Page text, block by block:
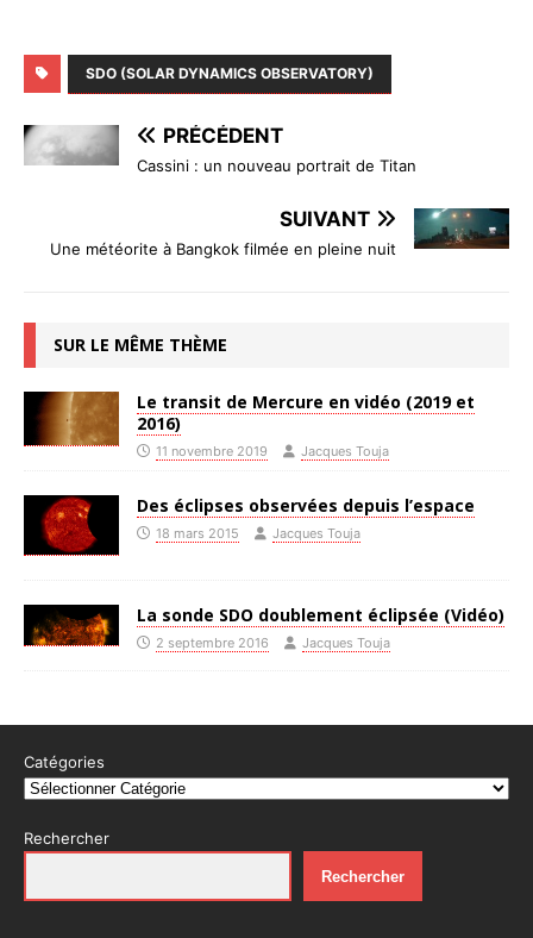
SDO (SOLAR DYNAMICS OBSERVATORY)
PRÉCÉDENT
Cassini : un nouveau portrait de Titan
SUIVANT
Une météorite à Bangkok filmée en pleine nuit
SUR LE MÊME THÈME
Le transit de Mercure en vidéo (2019 et
2016)
11 novembre 2019 Jacques Touja
Des éclipses observées depuis l’espace
18 mars 2015 Jacques Touja
La sonde SDO doublement éclipsée (Vidéo)
2 septembre 2016 Jacques Touja
Catégories
Rechercher
Rechercher